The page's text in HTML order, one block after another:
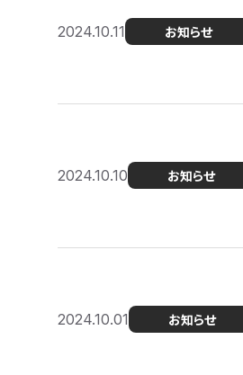
2024.10.11 お知らせ
2024.10.10 お知らせ
2024.10.01 お知らせ